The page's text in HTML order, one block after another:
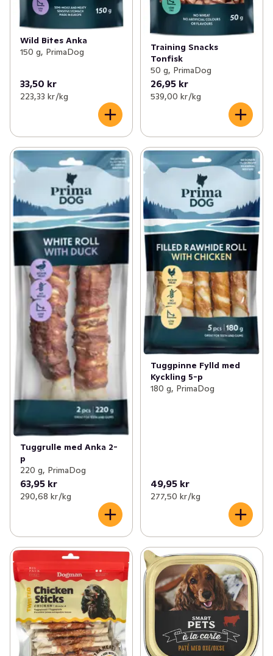
Wild Bites Anka
150 g, PrimaDog
33,50 kr
223,33 kr /kg
Training Snacks
Tonfisk
50 g, PrimaDog
26,95 kr
539,00 kr /kg
Tuggrulle med Anka 2-
p
220 g, PrimaDog
63,95 kr
290,68 kr /kg
Tuggpinne Fylld med
Kyckling 5-p
180 g, PrimaDog
49,95 kr
277,50 kr /kg